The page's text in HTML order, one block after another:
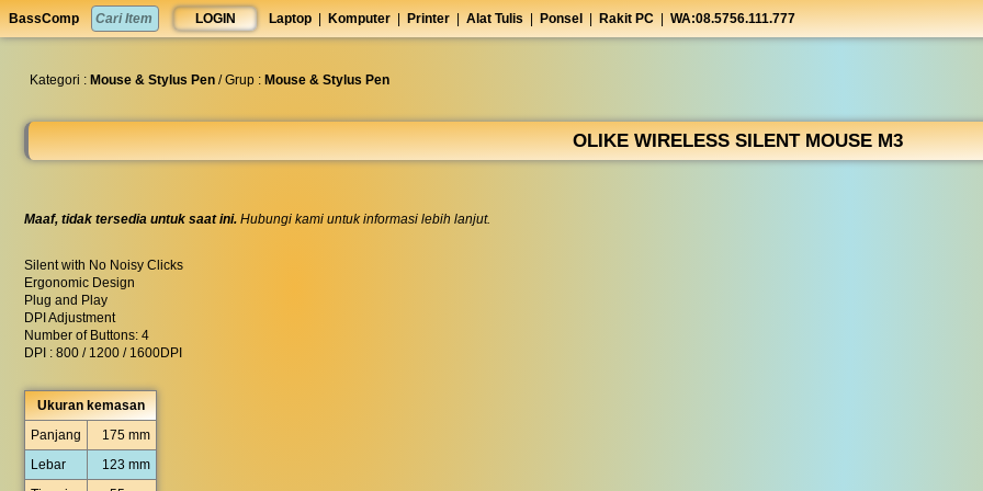
BassComp LOGIN Laptop Komputer Printer Alat Tulis Ponsel Rakit PC WA:08.5756.111.777
anti
lelet
Kategori : Mouse & Stylus Pen / Grup : Mouse & Stylus Pen
OLIKE WIRELESS SILENT MOUSE M3
Maaf, tidak tersedia untuk saat ini. Hubungi kami untuk informasi lebih lanjut.
Silent with No Noisy Clicks
Ergonomic Design
Plug and Play
DPI Adjustment
Number of Buttons: 4
DPI : 800 / 1200 / 1600DPI
Ukuran kemasan
Panjang
175 mm
Lebar
123 mm